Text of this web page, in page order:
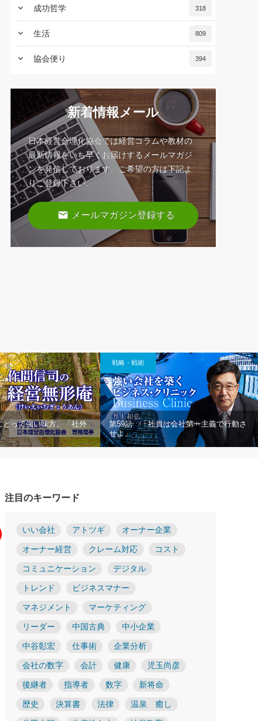
keyboard_arrow_down 成功哲学 318
keyboard_arrow_down 生活 809
keyboard_arrow_down 協会便り 394
新着情報メール
日本経営合理化協会では経営コラムや教材の
最新情報をいち早くお届けするメールマガジ
ンを発信しております。ご希望の方は下記よ
りご登録下さい。
email メールマガジン登録する
って強い味方、「社外
戦略・戦術
第59話 「社員は会社第一主義で行動さ
せよ」
注目のキーワード
いい会社 アトツギ オーナー企業
オーナー経営 クレーム対応 コスト
コミュニケーション デジタル
トレンド ビジネスマナー
マネジメント マーケティング
リーダー 中国古典 中小企業
中谷彰宏 仕事術 企業分析
会社の数字 会計 健康 児玉尚彦
後継者 指導者 数字 新将命
歴史 決算書 法律 温泉 癒し